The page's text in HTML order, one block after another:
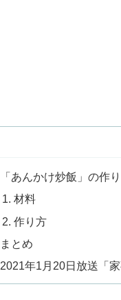
「あんかけ炒飯」の作
材料
作り方
まとめ
2021年1月20日放送「